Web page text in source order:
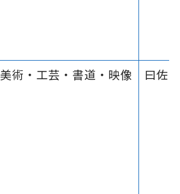
美術・工芸・書道・映像 曰佐